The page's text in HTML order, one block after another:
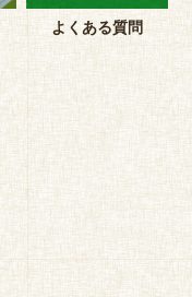
よくある質問